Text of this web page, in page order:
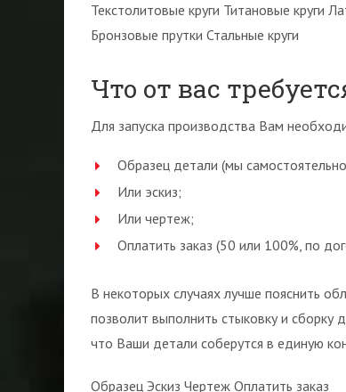
Текстолитовые круги Титановые круги
Бронзовые прутки Стальные круги
Что от вас
Для запуска производства Вам
Образец детали (мы
Или эскиз;
Или чертеж;
Оплатить заказ (50 или 100%, по
В некоторых случаях лучше пояснить
позволит выполнить стыковку и сборку
что Ваши детали соберутся в единую
Образец Эскиз Чертеж Оплатить заказ